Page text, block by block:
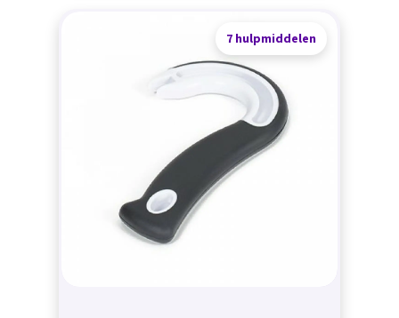
7 hulpmiddelen